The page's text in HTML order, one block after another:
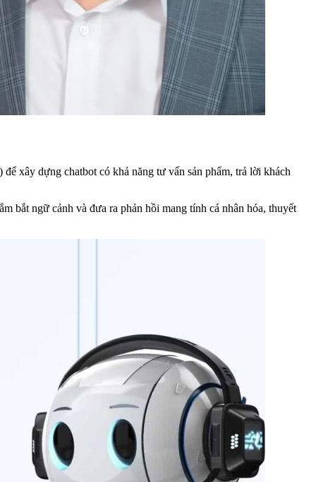
xây dựng chatbot có khả năng tư vấn sản phẩm, trả lời khách
bắt ngữ cảnh và đưa ra phản hồi mang tính cá nhân hóa, thuyết